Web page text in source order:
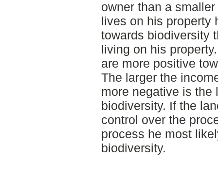
owner than a
lives on his property
towards biodiversity
living on his
are more positive
The larger the
more negative is the
biodiversity. If the
control over the
process he most
biodiversity.